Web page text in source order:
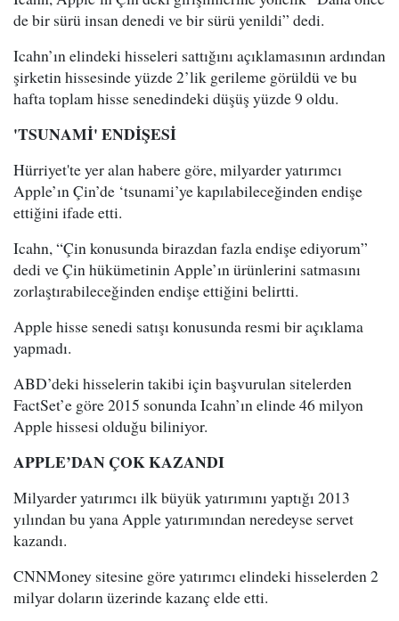
de bir sürü insan denedi ve bir sürü yenildi” dedi.
Icahn’ın elindeki hisseleri sattığını açıklamasının ardından
şirketin hissesinde yüzde 2’lik gerileme görüldü ve bu
hafta toplam hisse senedindeki düşüş yüzde 9 oldu.
'TSUNAMİ' ENDİŞESİ
Hürriyet'te yer alan habere göre, milyarder yatırımcı
Apple’ın Çin’de ‘tsunami’ye kapılabileceğinden endişe
ettiğini ifade etti.
Icahn, “Çin konusunda birazdan fazla endişe ediyorum”
dedi ve Çin hükümetinin Apple’ın ürünlerini satmasını
zorlaştırabileceğinden endişe ettiğini belirtti.
Apple hisse senedi satışı konusunda resmi bir açıklama
yapmadı.
ABD’deki hisselerin takibi için başvurulan sitelerden
FactSet’e göre 2015 sonunda Icahn’ın elinde 46 milyon
Apple hissesi olduğu biliniyor.
APPLE’DAN ÇOK KAZANDI
Milyarder yatırımcı ilk büyük yatırımını yaptığı 2013
yılından bu yana Apple yatırımından neredeyse servet
kazandı.
CNNMoney sitesine göre yatırımcı elindeki hisselerden 2
milyar doların üzerinde kazanç elde etti.